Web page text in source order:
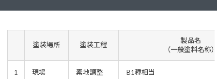
塗装場所 塗装工程
製品名
（一般塗料名称
1 現場 素地調整 B1種相当